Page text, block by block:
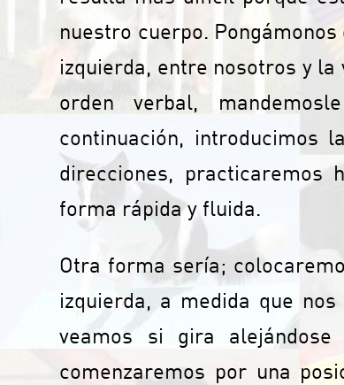
nuestro cuerpo.
izquierda, entre nosotros y la
orden verbal,
continuación, introducimos
direcciones,
forma rápida y fluida.
Otra forma sería;
izquierda, a medida que
veamos si gira
comenzaremos por una